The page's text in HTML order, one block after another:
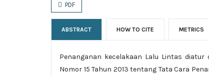
PDF
ABSTRACT HOW TO CITE METRICS
Penanganan kecelakaan Lalu Lintas diatur
Nomor 15 Tahun 2013 tentang Tata Cara